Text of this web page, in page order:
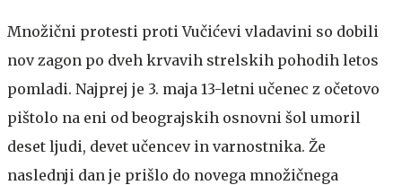
Množični protesti proti Vučićevi vladavini so dobili
nov zagon po dveh krvavih strelskih pohodih letos
pomladi. Najprej je 3. maja 13-letni učenec z očetovo
pištolo na eni od beograjskih osnovni šol umoril
deset ljudi, devet učencev in varnostnika. Že
naslednji dan je prišlo do novega množičnega